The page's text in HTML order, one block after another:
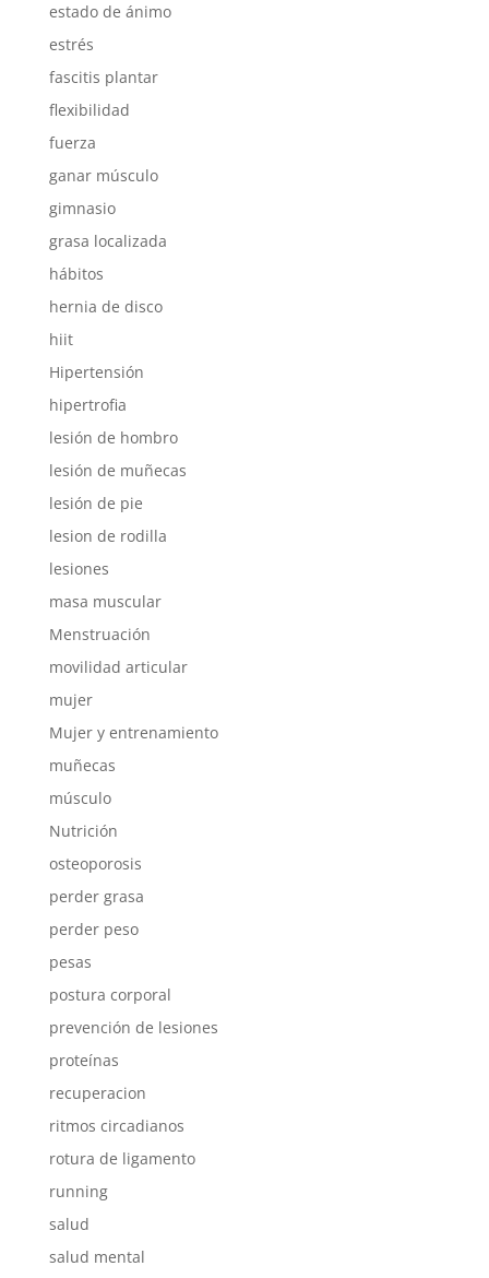
estado de ánimo
estrés
fascitis plantar
flexibilidad
fuerza
ganar músculo
gimnasio
grasa localizada
hábitos
hernia de disco
hiit
Hipertensión
hipertrofia
lesión de hombro
lesión de muñecas
lesión de pie
lesion de rodilla
lesiones
masa muscular
Menstruación
movilidad articular
mujer
Mujer y entrenamiento
muñecas
músculo
Nutrición
osteoporosis
perder grasa
perder peso
pesas
postura corporal
prevención de lesiones
proteínas
recuperacion
ritmos circadianos
rotura de ligamento
running
salud
salud mental